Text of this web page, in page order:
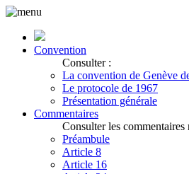
Convention
Consulter :
La convention de Genève
Le protocole de 1967
Présentation générale
Commentaires
Consulter les commentaires
Préambule
Article 8
Article 16